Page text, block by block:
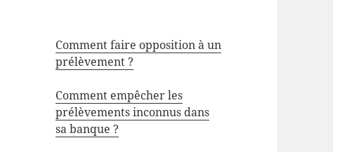
Comment faire opposition à un
prélèvement ?
Comment empêcher les
prélèvements inconnus dans
sa banque ?